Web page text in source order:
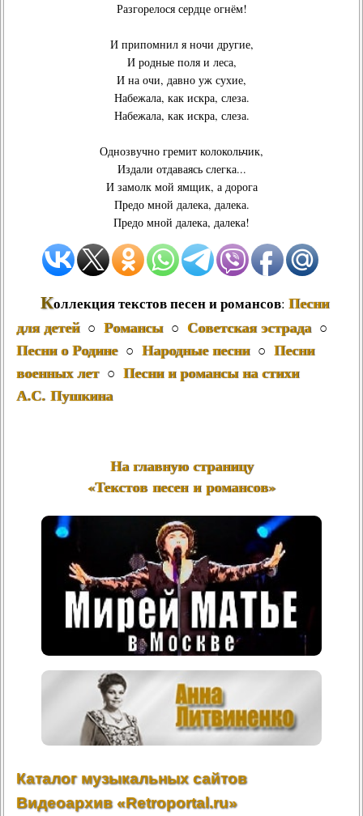
Разгорелося сердце огнём!
И припомнил я ночи другие,
И родные поля и леса,
И на очи, давно уж сухие,
Набежала, как искра, слеза.
Набежала, как искра, слеза.
Однозвучно гремит колокольчик,
Издали отдаваясь слегка...
И замолк мой ямщик, а дорога
Предо мной далека, далека.
Предо мной далека, далека!
Коллекция текстов песен и романсов: Песни
для детей○ Романсы○ Советская эстрада○
Песни о Родине○ Народные песни○ Песни
военных лет○ Песни и романсы на стихи
А.С. Пушкина
На главную страницу
«Текстов песен и романсов»
Каталог музыкальных сайтов
Видеоархив «Retroportal.ru»